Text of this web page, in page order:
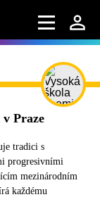
v Praze
tradici s
progresivními
mezinárodním
každému